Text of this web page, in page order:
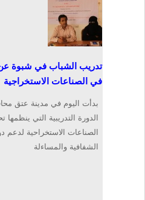
تدريب الشباب في شبوة عن
في الصناعات الاستخراجية
بدأت اليوم في مدينة عتق
الدورة التدريبية التي
الصناعات الاستخراحية لدعم
الشفافية والمساءلة